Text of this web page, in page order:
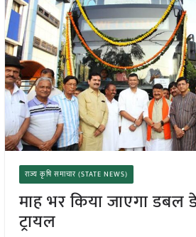
राज्य कृषि समाचार (STATE NEWS)
माह भर किया जाएगा
ट्रायल